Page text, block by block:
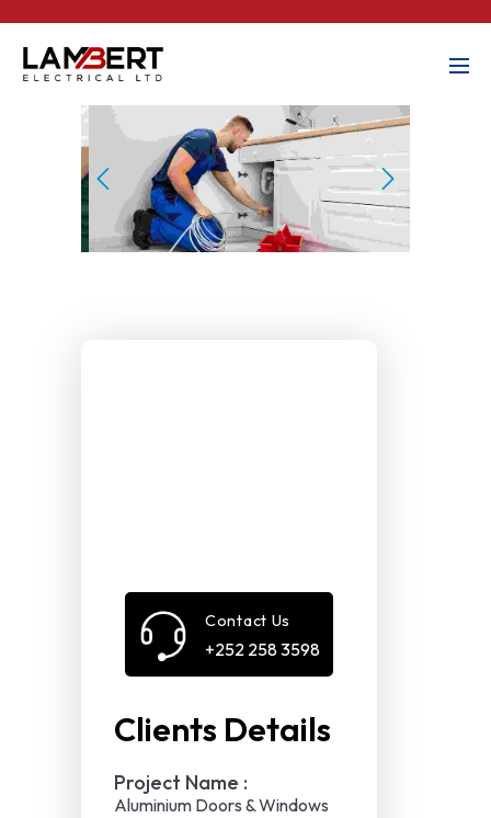
Clients Details
Project Name :
Aluminium Doors & Windows
Contact Us
+252 258 3598